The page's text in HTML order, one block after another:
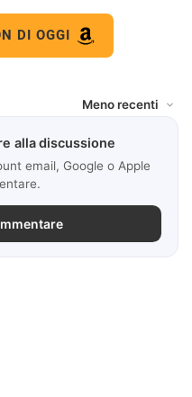
DI OGGI
alla discussione
email, Google o Apple